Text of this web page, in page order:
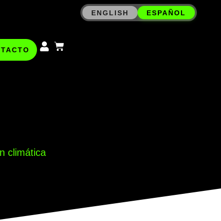
ENGLISH ESPAÑOL
climática